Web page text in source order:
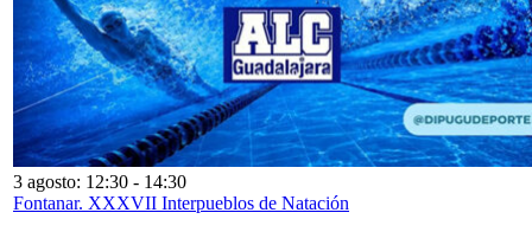
3 agosto: 12:30 - 14:30
Fontanar. XXXVII Interpueblos de Natación